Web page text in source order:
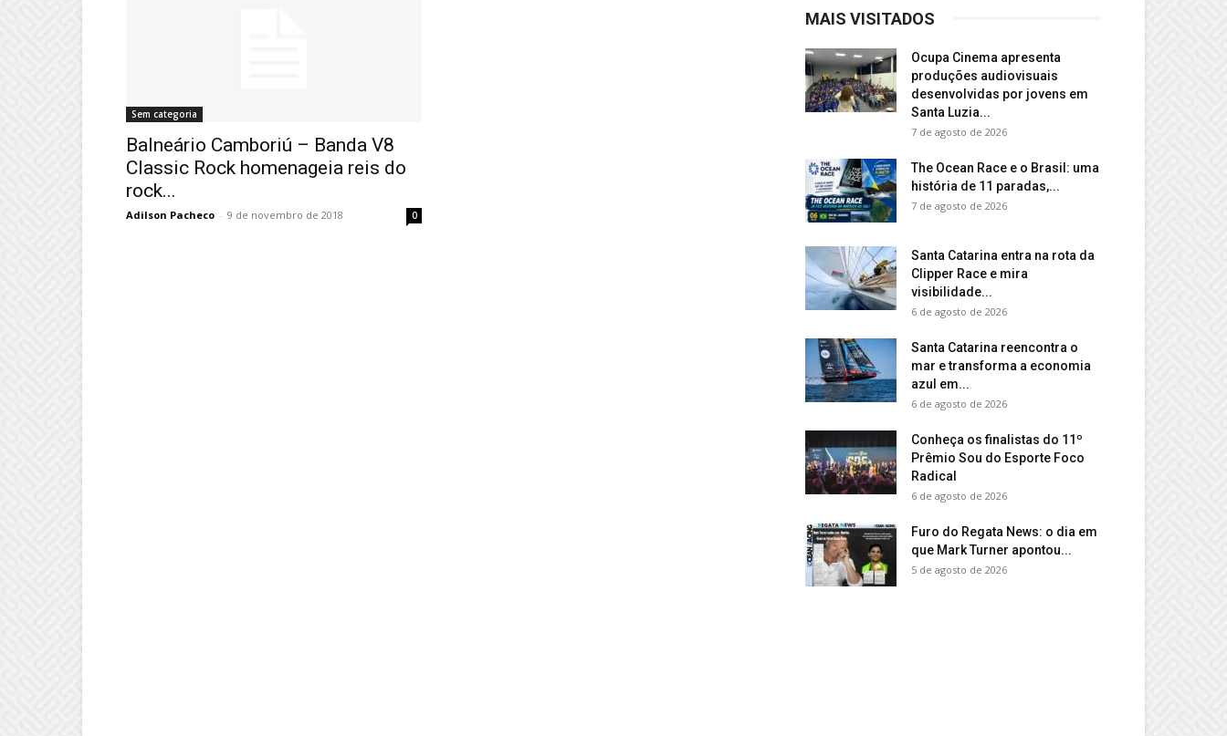
Sem categoria
Balneário Camboriú – Banda V8
Classic Rock homenageia reis do
rock...
Adilson Pacheco - 9 de novembro de 2018 0
MAIS VISITADOS
Ocupa Cinema apresenta
produções audiovisuais
desenvolvidas por jovens em
Santa Luzia...
7 de agosto de 2026
The Ocean Race e o Brasil: uma
história de 11 paradas,...
7 de agosto de 2026
Santa Catarina entra na rota da
Clipper Race e mira
visibilidade...
6 de agosto de 2026
Santa Catarina reencontra o
mar e transforma a economia
azul em...
6 de agosto de 2026
Conheça os finalistas do 11º
Prêmio Sou do Esporte Foco
Radical
6 de agosto de 2026
Furo do Regata News: o dia em
que Mark Turner apontou...
5 de agosto de 2026